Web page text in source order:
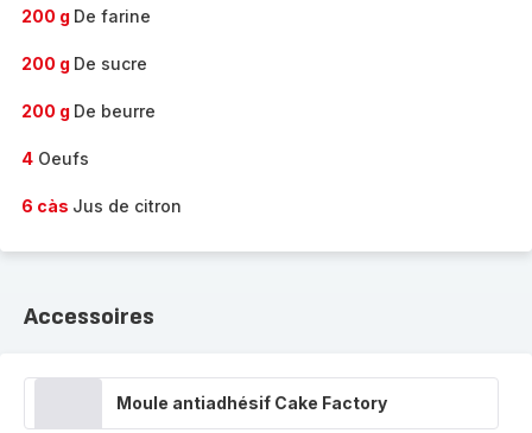
200 g De farine
200 g De sucre
200 g De beurre
4 Oeufs
6 càs Jus de citron
Accessoires
Moule antiadhésif Cake Factory